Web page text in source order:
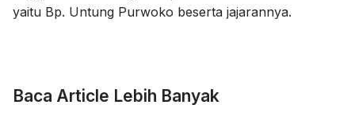
yaitu Bp. Untung Purwoko beserta jajarannya.
Baca Article Lebih Banyak